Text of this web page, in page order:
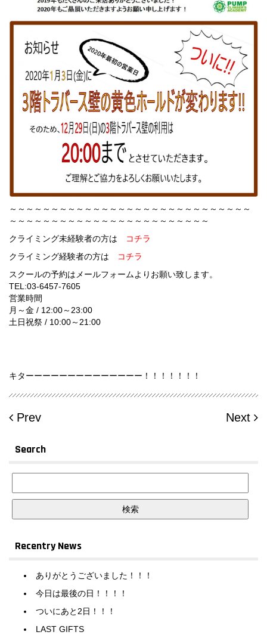
～～～～～～～～～～～～～～～～～～～～～～～～～～～～～
～～～～～～～～～～～～～～～～～～～～～～～～
クライミング未経験者の方は
コチラ
クライミング経験者の方は
コチラ
スクールの予約はメールフォームよりお願い致します。
TEL:03-6457-7605
営業時間
月～金 / 12:00～23:00
土日祝祭 / 10:00～21:00
キターーーーーーーーーーーーーー！！！！！！！
Prev Next
Search
Recentry News
ありがとうございました！！！
今日は最後の日！！！！
ついにあと2日！！！
LAST GIFTS